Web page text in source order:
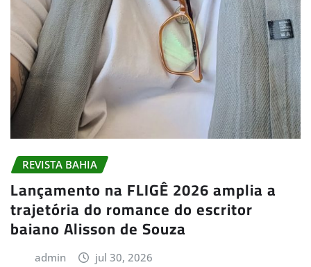
REVISTA BAHIA
Lançamento na FLIGÊ 2026 amplia a
trajetória do romance do escritor
baiano Alisson de Souza
admin jul 30, 2026